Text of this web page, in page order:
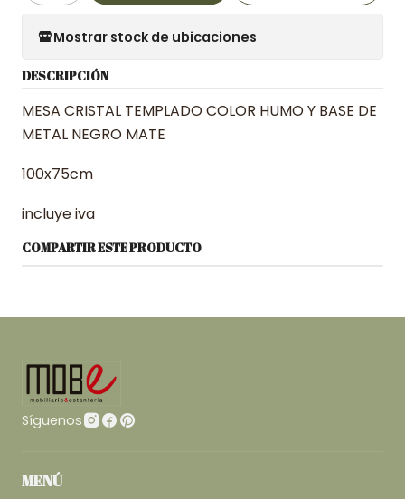
Mostrar stock de ubicaciones
DESCRIPCIÓN
MESA CRISTAL TEMPLADO COLOR HUMO Y BASE DE
METAL NEGRO MATE
100x75cm
incluye iva
COMPARTIR ESTE PRODUCTO
Síguenos
MENÚ